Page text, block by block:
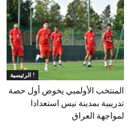
الرئيسية !
المنتخب الأولمبي يخوض أول حصة
تدريبية بمدينة نيس استعدادا
لمواجهة العراق